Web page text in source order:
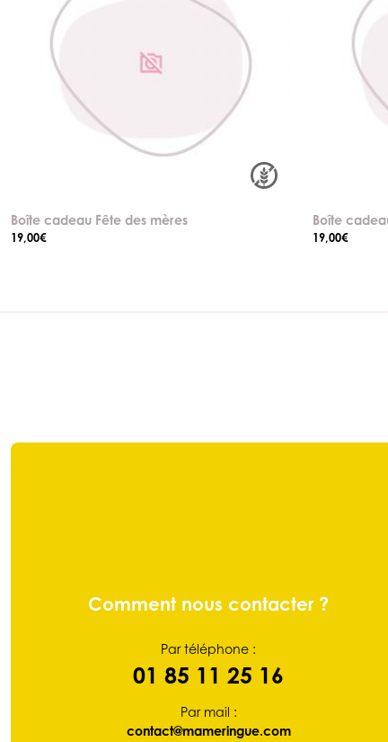
Boîte cadeau Fête des mères
19,00€
Boîte
19,00€
Comment nous contacter ?
Par téléphone :
01 85 11 25 16
Par mail :
contact@mameringue.com